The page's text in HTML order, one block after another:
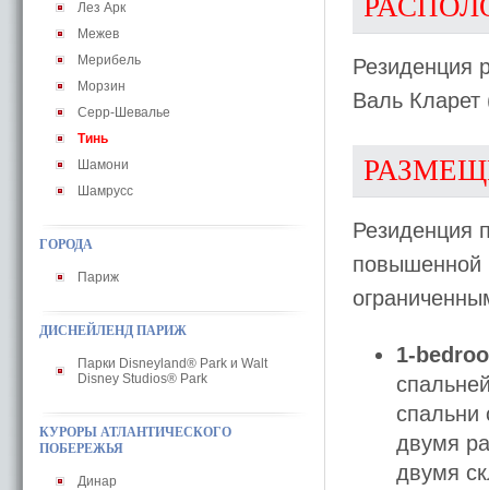
Лез Арк
Межев
Мерибель
Морзин
Серр-Шевалье
Тинь
Шамони
Шамрусс
ГОРОДА
Париж
ДИСНЕЙЛЕНД ПАРИЖ
Парки Disneyland® Park и Walt
Disney Studios® Park
КУРОРЫ АТЛАНТИЧЕСКОГО
ПОБЕРЕЖЬЯ
Динар
Резиденция
Валь Кларет
Резиденция
повышенной
1-
спальни
двумя
двумя